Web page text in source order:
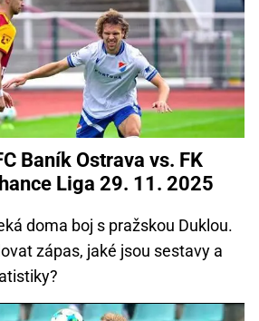
Baník Ostrava vs. FK
Liga 29. 11. 2025
doma boj s pražskou Duklou.
zápas, jaké jsou sestavy a